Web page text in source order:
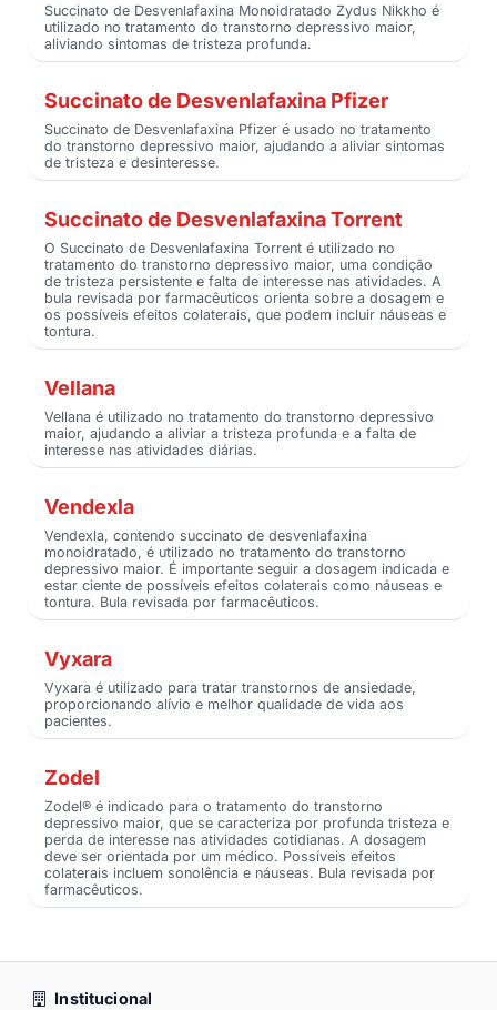
Succinato de Desvenlafaxina Monoidratado Zydus Nikkho é
utilizado no tratamento do transtorno depressivo maior,
aliviando sintomas de tristeza profunda.
Succinato de Desvenlafaxina Pfizer
Succinato de Desvenlafaxina Pfizer é usado no tratamento
do transtorno depressivo maior, ajudando a aliviar sintomas
de tristeza e desinteresse.
Succinato de Desvenlafaxina Torrent
O Succinato de Desvenlafaxina Torrent é utilizado no
tratamento do transtorno depressivo maior, uma condição
de tristeza persistente e falta de interesse nas atividades. A
bula revisada por farmacêuticos orienta sobre a dosagem e
os possíveis efeitos colaterais, que podem incluir náuseas e
tontura.
Vellana
Vellana é utilizado no tratamento do transtorno depressivo
maior, ajudando a aliviar a tristeza profunda e a falta de
interesse nas atividades diárias.
Vendexla
Vendexla, contendo succinato de desvenlafaxina
monoidratado, é utilizado no tratamento do transtorno
depressivo maior. É importante seguir a dosagem indicada e
estar ciente de possíveis efeitos colaterais como náuseas e
tontura. Bula revisada por farmacêuticos.
Vyxara
Vyxara é utilizado para tratar transtornos de ansiedade,
proporcionando alívio e melhor qualidade de vida aos
pacientes.
Zodel
Zodel® é indicado para o tratamento do transtorno
depressivo maior, que se caracteriza por profunda tristeza e
perda de interesse nas atividades cotidianas. A dosagem
deve ser orientada por um médico. Possíveis efeitos
colaterais incluem sonolência e náuseas. Bula revisada por
farmacêuticos.
Institucional